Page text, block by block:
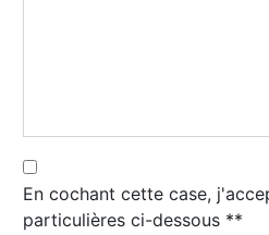
En cochant cette case,
particulières ci-dessous **